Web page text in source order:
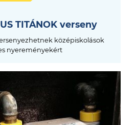
TITÁNOK verseny
középiskolások
nyereményekért